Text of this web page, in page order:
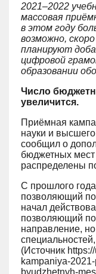
2021–2022
массовая
в этом году
возможно,
планируют
цифровой
образовании
Число
увеличится.
Приёмная
науки и
сообщил о
бюджетных мест
распределены
С прошлого
позволяющий
начал
позволяющий
направление,
(Источник
kampaniya-
byudzhetnyh-